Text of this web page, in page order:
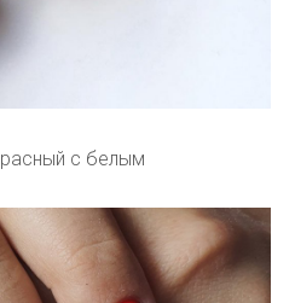
с белым